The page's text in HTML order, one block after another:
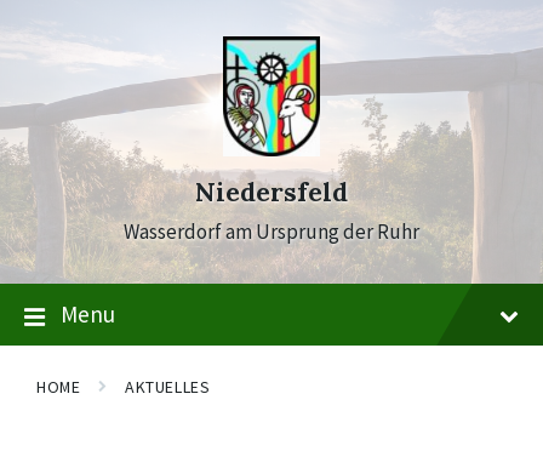
to
to
to
Niedersfeld
Wasserdorf am Ursprung der Ruhr
Menu
HOME AKTUELLES